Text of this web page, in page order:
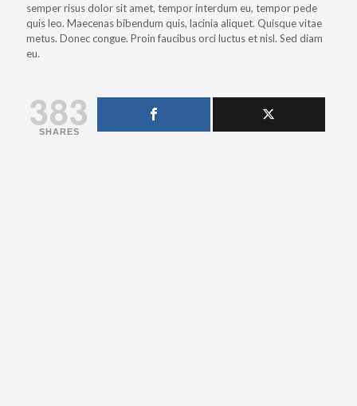
semper risus dolor sit amet, tempor interdum eu, tempor pede
quis leo. Maecenas bibendum quis, lacinia aliquet. Quisque vitae
metus. Donec congue. Proin faucibus orci luctus et nisl. Sed diam
eu.
383
SHARES